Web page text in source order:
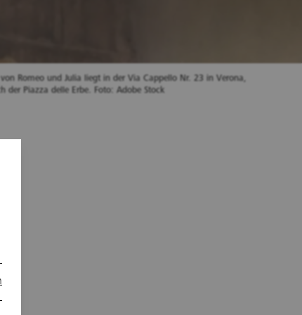
Romeo und Julia liegt in der Via Cappello Nr. 23 in Verona,
der Piazza delle Erbe. Foto: Adobe Stock